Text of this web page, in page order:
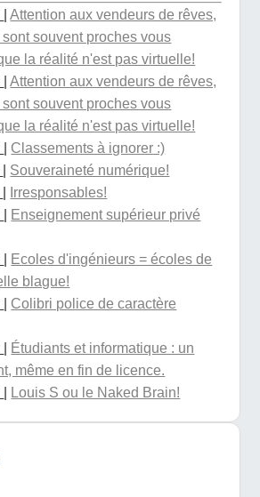
|Attention aux vendeurs de rêves,
sont souvent proches vous
la réalité n'est pas virtuelle!
|Attention aux vendeurs de rêves,
sont souvent proches vous
la réalité n'est pas virtuelle!
Classements à ignorer :)
Souveraineté numérique!
Irresponsables!
Enseignement supérieur privé
Ecoles d'ingénieurs = écoles de
blague!
Colibri police de caractère
Étudiants et informatique : un
même en fin de licence.
Louis S ou le Naked Brain!